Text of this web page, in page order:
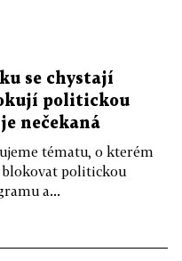
se chystají
politickou
nečekaná
tématu, o kterém
blokovat politickou
a...